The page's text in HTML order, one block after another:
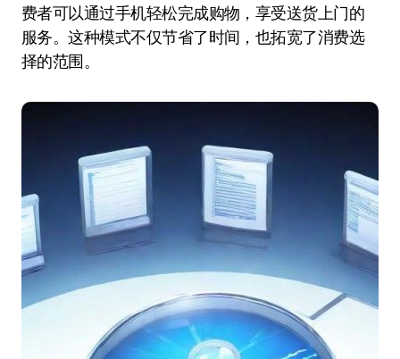
费者可以通过手机轻松完成购物，享受送货上门的
服务。这种模式不仅节省了时间，也拓宽了消费选
择的范围。